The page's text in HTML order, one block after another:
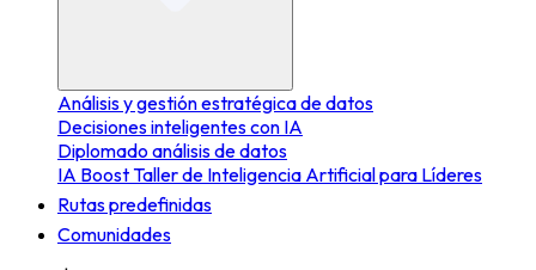
Análisis y gestión estratégica de datos
Decisiones inteligentes con IA
Diplomado análisis de datos
IA Boost Taller de Inteligencia Artificial para Líderes
Rutas predefinidas
Comunidades